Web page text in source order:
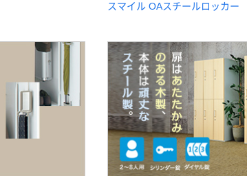
スマイル OAスチールロッカー
アウトレット
【アウトレット】ア